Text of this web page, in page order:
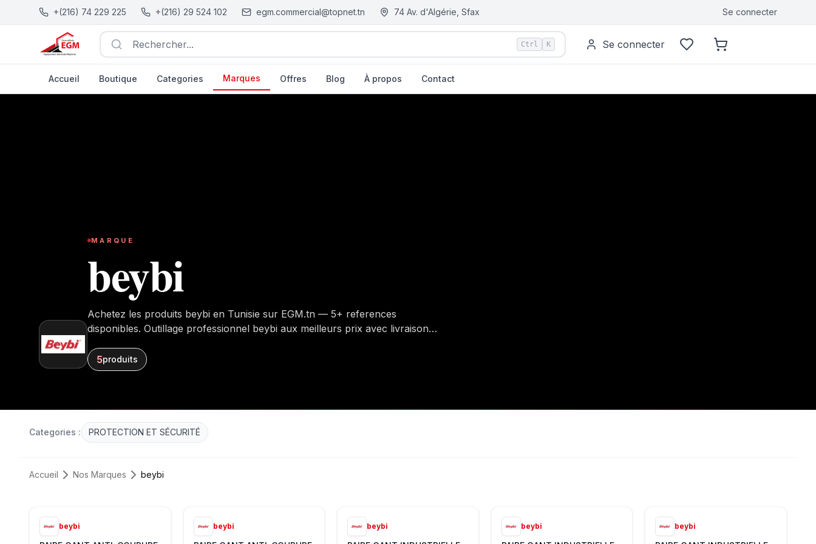
+(216) 74 229 225 +(216) 29 524 102 egm.commercial@topnet.tn 74 Av. d'Algérie, Sfax Se connecter
Rechercher... Ctrl K Se connecter
Accueil Boutique Categories Marques Offres Blog À propos Contact
MARQUE
beybi
Achetez les produits beybi en Tunisie sur EGM.tn — 5+ references
disponibles. Outillage professionnel beybi aux meilleurs prix avec livraison
5produits
Categories : PROTECTION ET SÉCURITÉ
Accueil Nos Marques beybi
beybi beybi beybi beybi beybi